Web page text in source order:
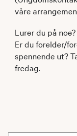
våre
Lurer du på
Er du forelder/
spennende ut?
fredag.